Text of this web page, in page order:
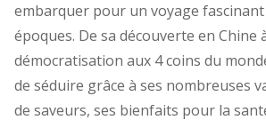
embarquer pour un voyage
époques. De sa découverte en Chine
démocratisation aux 4 coins du
de séduire grâce à ses nombreuses
de saveurs, ses bienfaits pour la